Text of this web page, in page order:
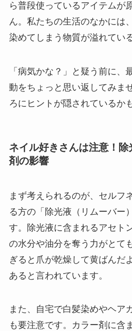
ら普段使っているアイテムが
ん。私たちの生活のなかには
染めてしまう物質が溢れてい
「病気かな？」と疑う前に、
動をちょっと思い返してみま
ろにヒントが隠されているか
ネイル好きさんは注意！
剤の影響
まず考えられるのが、セルフ
る方の「除光液（リムーバー
す。除光液に含まれるアセト
の水分や油分を奪う力がとて
ぎると爪が乾燥して黄ばんだ
あると言われています。
また、自宅で白髪染めやヘア
も要注意です。カラー剤に含